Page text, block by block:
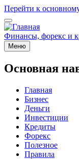
Перейти к
Финансы, форекс и
Меню
Основная
Главная
Бизнес
Деньги
Инвестиции
Кредиты
Форекс
Полезное
Правила